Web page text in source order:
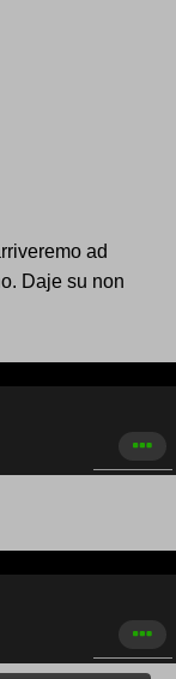
ad
Daje su non